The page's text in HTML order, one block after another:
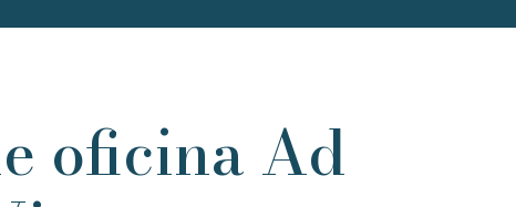
oficina Ad